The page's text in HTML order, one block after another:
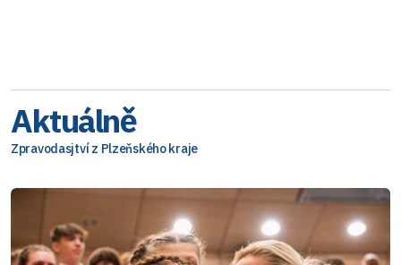
Aktuálně
Zpravodasjtví z Plzeňského kraje